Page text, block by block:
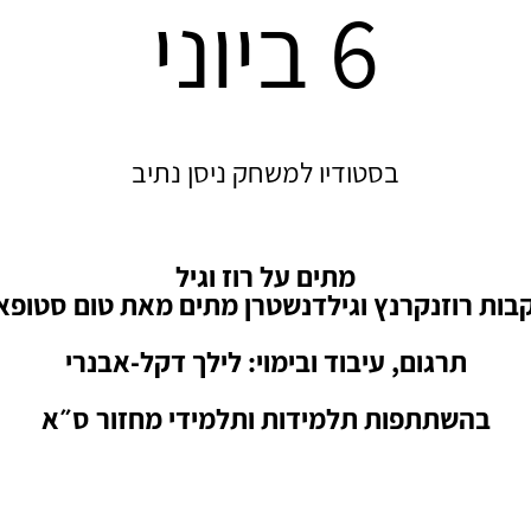
6 ביוני
בסטודיו למשחק ניסן נתיב
מתים על רוז וגיל
רוזנקרנץ וגילדנשטרן מתים מאת טום
תרגום, עיבוד ובימוי: לילך דקל-אבנרי
בהשתתפות תלמידות ותלמידי מחזור ס״א